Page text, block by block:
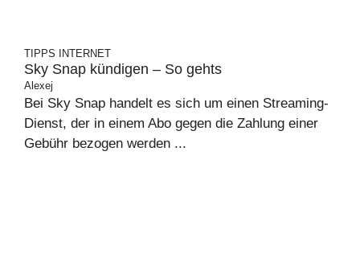
TIPPS INTERNET
Sky Snap kündigen – So gehts
Alexej
Bei Sky Snap handelt es sich um einen Streaming-
Dienst, der in einem Abo gegen die Zahlung einer
Gebühr bezogen werden ...